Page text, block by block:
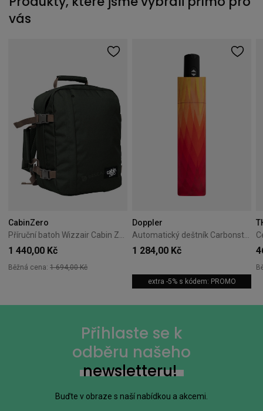
vás
CabinZero
1 440,00 Kč
Běžná cena: 1 694,00 Kč
Doppler
1 284,00 Kč
extra -5% s kódem: PROMO
Přihlaste se k
odběru našeho
newsletteru!
Buďte v obraze s naší nabídkou a akcemi.